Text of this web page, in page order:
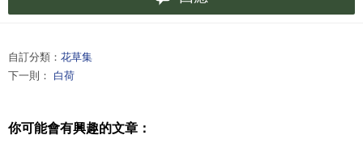
自訂分類： 花草集
下一則： 白荷
你可能會有興趣的文章：